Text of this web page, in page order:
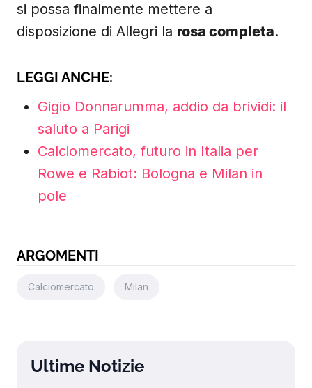
si possa finalmente mettere a
disposizione di Allegri la rosa completa.
LEGGI ANCHE:
Gigio Donnarumma, addio da brividi: il
saluto a Parigi
Calciomercato, futuro in Italia per
Rowe e Rabiot: Bologna e Milan in
pole
ARGOMENTI
Calciomercato Milan
Ultime Notizie